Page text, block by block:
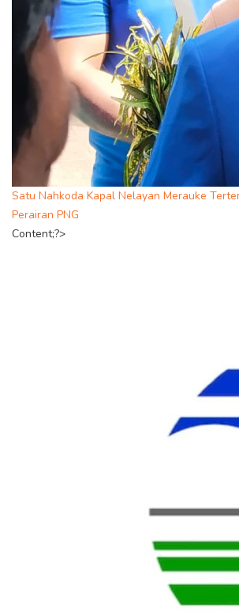
Satu Nahkoda Kapal Nelayan Merauke
Perairan PNG
Content;?>